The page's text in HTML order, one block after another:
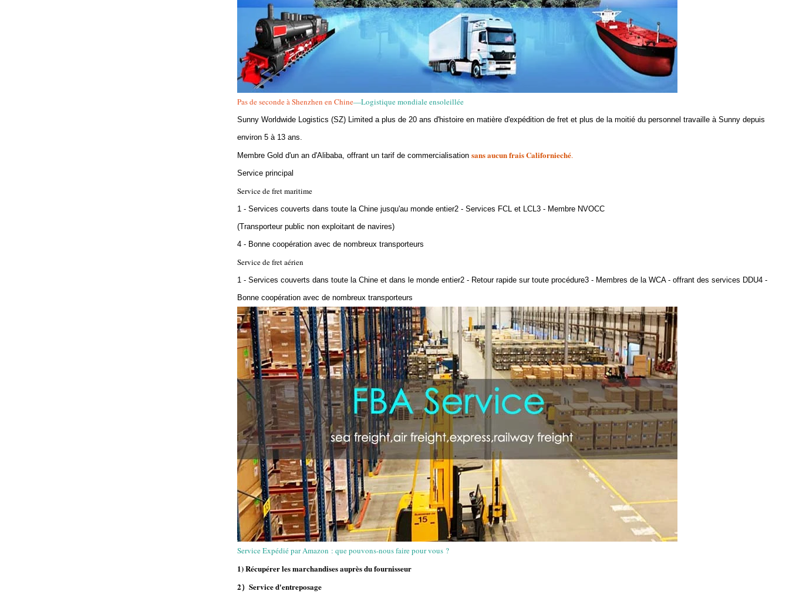
Pas de seconde à Shenzhen en Chine—Logistique mondiale ensoleillée
Sunny Worldwide Logistics (SZ) Limited a plus de 20 ans d'histoire en matière d'expédition de fret et plus de la moitié du personnel travaille à Sunny depuis
environ 5 à 13 ans.
Membre Gold d'un an d'Alibaba, offrant un tarif de commercialisation sans aucun frais Californieché.
Service principal
Service de fret maritime
1 - Services couverts dans toute la Chine jusqu'au monde entier2 - Services FCL et LCL3 - Membre NVOCC
(Transporteur public non exploitant de navires)
4 - Bonne coopération avec de nombreux transporteurs
Service de fret aérien
1 - Services couverts dans toute la Chine et dans le monde entier2 - Retour rapide sur toute procédure3 - Membres de la WCA - offrant des services DDU4 -
Bonne coopération avec de nombreux transporteurs
Service Expédié par Amazon : que pouvons-nous faire pour vous ?
1) Récupérer les marchandises auprès du fournisseur
2）Service d'entreposage